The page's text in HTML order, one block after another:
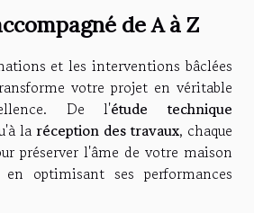
de A à Z
et les interventions bâclées
votre projet en véritable
De l'étude technique
la réception des travaux, chaque
préserver l'âme de votre maison
optimisant ses performances